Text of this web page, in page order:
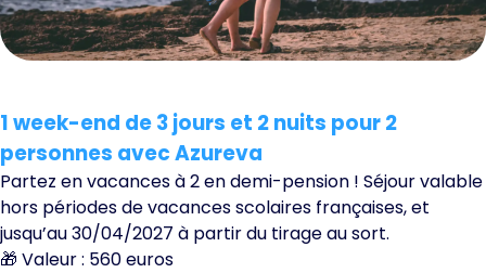
1 week-end de 3 jours et 2 nuits pour 2
personnes avec Azureva
Partez en vacances à 2 en demi-pension ! Séjour valable
hors périodes de vacances scolaires françaises, et
jusqu’au 30/04/2027 à partir du tirage au sort.
🎁 Valeur : 560 euros